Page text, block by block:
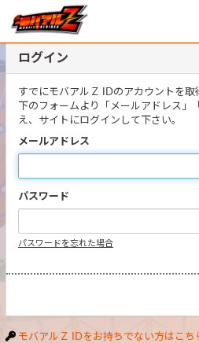
ログイン
すでにモバアルＺ IDのアカウントを
下のフォームより「メールアドレス」
え、サイトにログインして下さい。
メールアドレス
パスワード
パスワードを忘れた場合
モバアルＺ IDをお持ちでない方はこち